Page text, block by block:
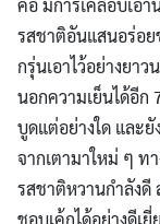
คือ มีการเคลือบเอา
รสชาติอันแสนอร่อ
กรุ่นเอาไว้อย่างยา
นอกความเย็นได้อีก
บูดแต่อย่างใด และยั
จากเตามาใหม่ ๆ ท
รสชาติหวานกำลัง
ชอบเค้กได้อย่างดีเ